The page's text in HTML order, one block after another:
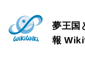
夢王国
報